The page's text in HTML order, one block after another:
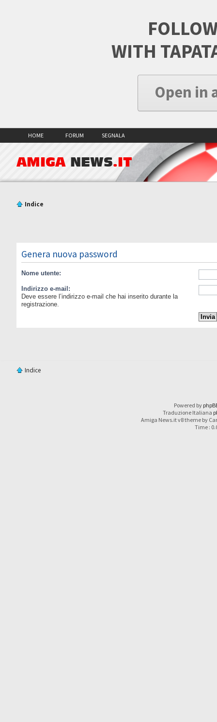
WITH
Open in
HOME FORUM SEGNALA
AMIGA NEWS.IT
Indice
Genera nuova password
Nome utente:
Indirizzo e-mail:
Deve essere l’indirizzo e-mail che hai inserito durante la
registrazione.
Indice
Powered by
Traduzione Italiana
Amiga News.it v8 theme by
Time :